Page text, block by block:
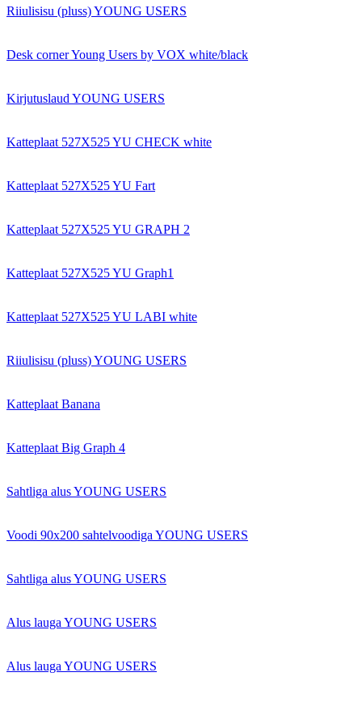
Riiulisisu (pluss) YOUNG USERS
Desk corner Young Users by VOX white/black
Kirjutuslaud YOUNG USERS
Katteplaat 527X525 YU CHECK white
Katteplaat 527X525 YU Fart
Katteplaat 527X525 YU GRAPH 2
Katteplaat 527X525 YU Graph1
Katteplaat 527X525 YU LABI white
Riiulisisu (pluss) YOUNG USERS
Katteplaat Banana
Katteplaat Big Graph 4
Sahtliga alus YOUNG USERS
Voodi 90x200 sahtelvoodiga YOUNG USERS
Sahtliga alus YOUNG USERS
Alus lauga YOUNG USERS
Alus lauga YOUNG USERS